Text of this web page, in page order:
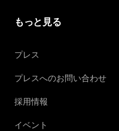
もっと見る
プレス
プレスへのお問い合わせ
採用情報
イベント